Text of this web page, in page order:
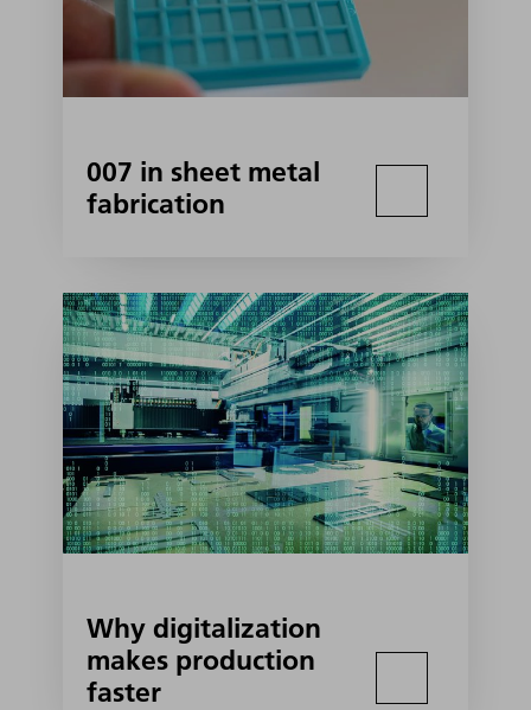
007 in sheet metal
fabrication
Why digitalization
makes production
faster